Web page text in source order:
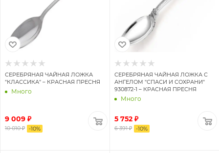
СЕРЕБРЯНАЯ ЧАЙНАЯ ЛОЖКА
"КЛАССИКА" – КРАСНАЯ ПРЕСНЯ
Много
9 009 ₽
10 010 ₽ -10%
СЕРЕБРЯНАЯ ЧАЙНАЯ ЛОЖКА С
АНГЕЛОМ "СПАСИ И СОХРАНИ"
930872-1 – КРАСНАЯ ПРЕСНЯ
Много
5 752 ₽
6 391 ₽ -10%